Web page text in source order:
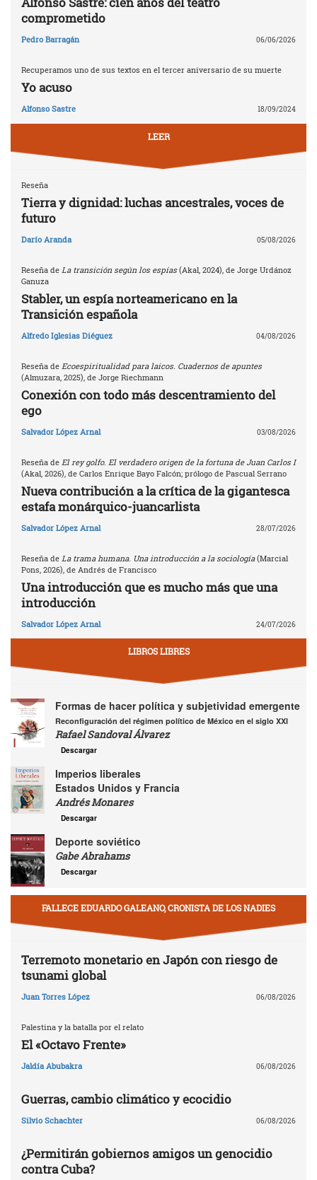
comprometido
Pedro Barragán 06/06/2026
Recuperamos uno de sus textos en el tercer aniversario de su muerte
Yo acuso
Alfonso Sastre 18/09/2024
LEER
Reseña
Tierra y dignidad: luchas ancestrales, voces de
futuro
Darío Aranda 05/08/2026
Reseña de La transición según los espías (Akal, 2024), de Jorge Urdánoz
Ganuza
Stabler, un espía norteamericano en la
Transición española
Alfredo Iglesias Diéguez 04/08/2026
Reseña de Ecoespiritualidad para laicos. Cuadernos de apuntes
(Almuzara, 2025), de Jorge Riechmann
Conexión con todo más descentramiento del
ego
Salvador López Arnal 03/08/2026
Reseña de El rey golfo. El verdadero origen de la fortuna de Juan Carlos I
(Akal, 2026), de Carlos Enrique Bayo Falcón; prólogo de Pascual Serrano
Nueva contribución a la crítica de la gigantesca
estafa monárquico-juancarlista
Salvador López Arnal 28/07/2026
Reseña de La trama humana. Una introducción a la sociología(Marcial
Pons, 2026), de Andrés de Francisco
Una introducción que es mucho más que una
introducción
Salvador López Arnal 24/07/2026
LIBROS LIBRES
Formas de hacer política y subjetividad emergente
Reconfiguración del régimen político de México en el siglo XXI
Rafael Sandoval Álvarez
Descargar
Imperios liberales
Estados Unidos y Francia
Andrés Monares
Descargar
Deporte soviético
Gabe Abrahams
Descargar
FALLECE EDUARDO GALEANO, CRONISTA DE LOS NADIES
Terremoto monetario en Japón con riesgo de
tsunami global
Juan Torres López 06/08/2026
Palestina y la batalla por el relato
El «Octavo Frente»
Jaldía Abubakra 06/08/2026
Guerras, cambio climático y ecocidio
Silvio Schachter 06/08/2026
¿Permitirán gobiernos amigos un genocidio
contra Cuba?